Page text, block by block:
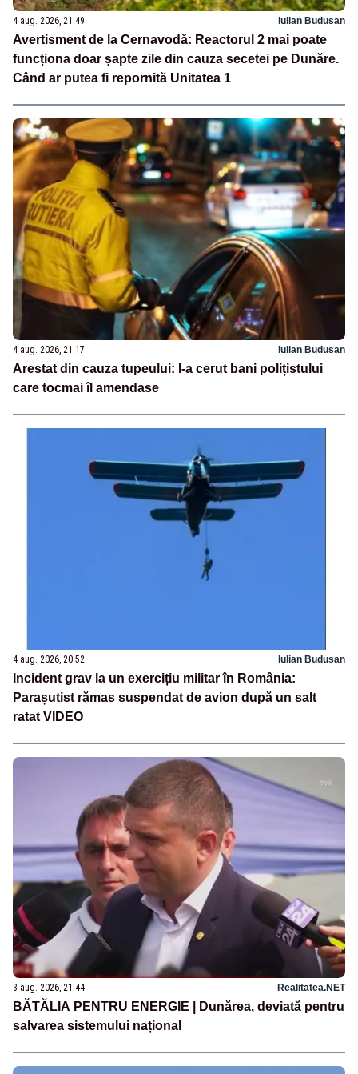
4 aug. 2026, 21:49 Iulian Budusan
Avertisment de la Cernavodă: Reactorul 2 mai poate
funcționa doar șapte zile din cauza secetei pe Dunăre.
Când ar putea fi repornită Unitatea 1
4 aug. 2026, 21:17 Iulian Budusan
Arestat din cauza tupeului: I-a cerut bani polițistului
care tocmai îl amendase
4 aug. 2026, 20:52 Iulian Budusan
Incident grav la un exercițiu militar în România:
Parașutist rămas suspendat de avion după un salt
ratat VIDEO
3 aug. 2026, 21:44 Realitatea.NET
BĂTĂLIA PENTRU ENERGIE | Dunărea, deviată pentru
salvarea sistemului național